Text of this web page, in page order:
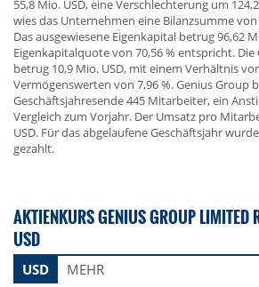
55,8 Mio. USD, eine Verschlechterung um
wies das Unternehmen eine Bilanzsumme von
Das ausgewiesene Eigenkapital betrug 96,62
Eigenkapitalquote von 70,56 % entspricht.
betrug 10,9 Mio. USD, mit einem Verhältnis
Vermögenswerten von 7,96 %. Genius Group
Geschäftsjahresende 445 Mitarbeiter, ein
Vergleich zum Vorjahr. Der Umsatz pro
USD. Für das abgelaufene Geschäftsjahr
gezahlt.
AKTIENKURS GENIUS GROUP LIMITED
USD
USD MEHR